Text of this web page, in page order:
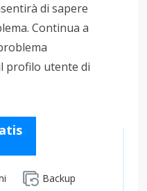
di sapere
Continua a
profilo utente di
Backup